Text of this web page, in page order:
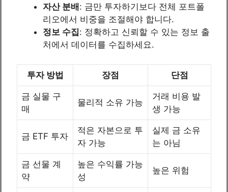
자산 분배 : 금만 투자하기보다 전체 포트폴
리오에서 비중을 조절해야 합니다.
정보 수집: 정확하고 신뢰할 수 있는 정보 출
처에서 데이터를 수집하세요.
투자 방법 장점 단점
금 실물 구
매
물리적 소유 가능
거래 비용 발
생 가능
금 ETF 투자
적은 자본으로 투
자 가능
실제 금 소유
는 아님
금 선물 계
약
높은 수익률 가능
성
높은 위험